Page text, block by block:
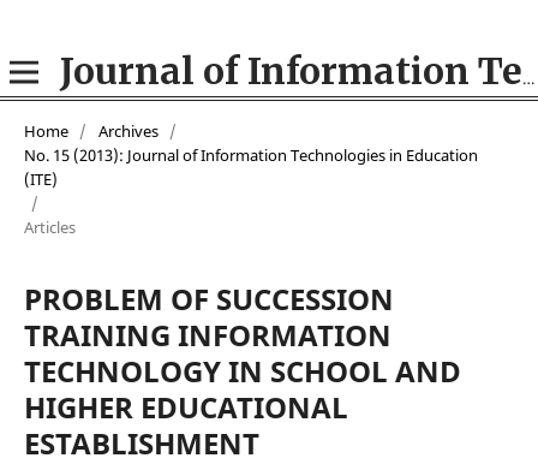
Journal of Information Technologies in Education (ITE)
Home / Archives /
No. 15 (2013): Journal of Information Technologies in Education
(ITE)
/
Articles
PROBLEM OF SUCCESSION
TRAINING INFORMATION
TECHNOLOGY IN SCHOOL AND
HIGHER EDUCATIONAL
ESTABLISHMENT